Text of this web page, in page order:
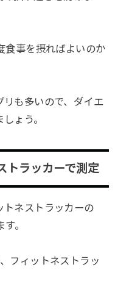
食事を摂ればよいのか
リも多いので、ダイエ
ょう。
トラッカーで測定
トネストラッカーの
。
フィットネストラッ